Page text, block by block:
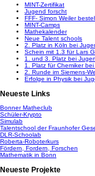
MINT-Zertifikat
Jugend forscht
FFF- Simon Weiler
MINT-Camps
Mathekalender
Neue Talent schools
2. Platz in Köln bei
Schein mit 1.3 für Lars
1. und 3. Platz bei
1. Platz für Chemiker
2. Runde im Siemens-
Erfolge in Physik bei
Neueste Links
Bonner Matheclub
Schüler-Krypto
Simulab
Talentschool der Fraunhofer
DLR-Schoolab
Roberta-Roboterkurs
Fördern, Fordern, Forschen
Mathematik in Bonn
Neueste Projekte